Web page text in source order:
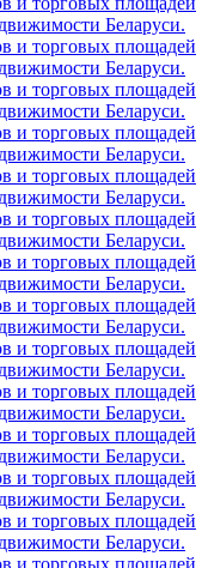
Беларуси.
и торговых площадей
Беларуси.
и торговых площадей
Беларуси.
и торговых площадей
Беларуси.
и торговых площадей
Беларуси.
и торговых площадей
Беларуси.
и торговых площадей
Беларуси.
и торговых площадей
Беларуси.
и торговых площадей
Беларуси.
и торговых площадей
Беларуси.
и торговых площадей
Беларуси.
и торговых площадей
Беларуси.
и торговых площадей
Беларуси.
и торговых площадей